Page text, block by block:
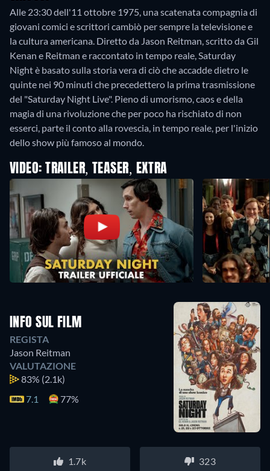
Alle 23:30 dell'11 ottobre 1975, una scatenata compagnia di
giovani comici e scrittori cambiò per sempre la televisione e
la cultura americana. Diretto da Jason Reitman, scritto da Gil
Kenan e Reitman e raccontato in tempo reale, Saturday
Night è basato sulla storia vera di ciò che accadde dietro le
quinte nei 90 minuti che precedettero la prima trasmissione
del "Saturday Night Live". Pieno di umorismo, caos e della
magia di una rivoluzione che per poco ha rischiato di non
esserci, parte il conto alla rovescia, in tempo reale, per l'inizio
dello show più famoso al mondo.
VIDEO: TRAILER, TEASER, EXTRA
INFO SUL FILM
REGISTA
Jason Reitman
VALUTAZIONE
83% (2.1k)
7.1
77%
1.7k 323